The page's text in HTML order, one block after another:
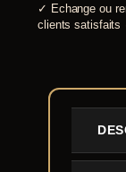
✓ Echange ou
clients satisfaits